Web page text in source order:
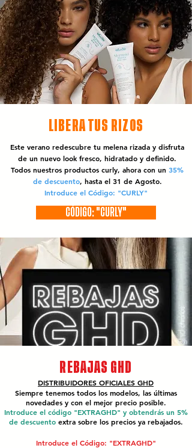
LIBERA TUS RIZOS
Este verano redescubre tu melena rizada y disfruta
de un nuevo look fresco, hidratado y definido.
Todos nuestros productos curly, ahora con un 35%
de descuento, hasta el 31 de Agosto.
Introduce el Código: "CURLY"
CÓDIGO: "CURLY"
REBAJAS GHD
DISTRIBUIDORES OFICIALES GHD
Siempre tenemos todos los modelos, las últimas
novedades y con el mejor precio posible.
Introduce el código "EXTRAGHD" y obtendrás un 5%
de descuento extra sobre los precios ya rebajados.
Introduce el Código: "EXTRAGHD"